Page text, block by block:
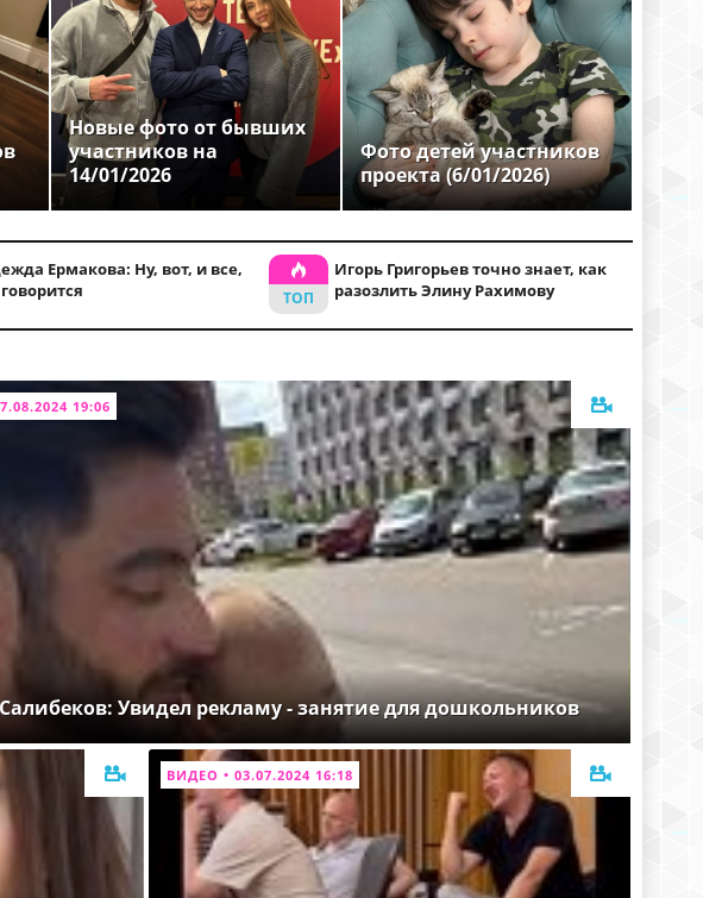
Новые фото от бывших
участников на
14/01/2026
Фото детей участников
проекта (6/01/2026)
Ермакова: Ну, вот, и все,
Игорь Григорьев точно знает, как
разозлить Элину Рахимову
19:06
Увидел рекламу - занятие для дошкольников
ВИДЕО • 03.07.2024 16:18